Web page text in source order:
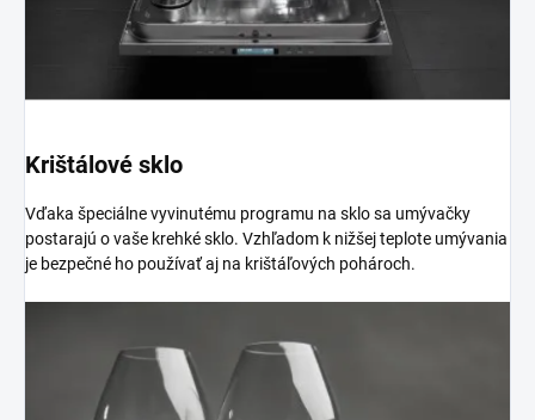
Krištálové sklo
Vďaka špeciálne vyvinutému programu na sklo sa umývačky
postarajú o vaše krehké sklo. Vzhľadom k nižšej teplote umývania
je bezpečné ho používať aj na krištáľových pohároch.